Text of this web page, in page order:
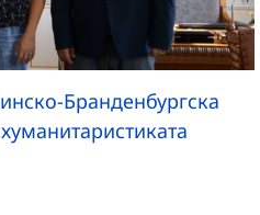
Бранденбургска